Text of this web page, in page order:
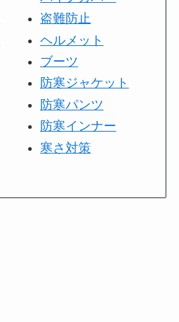
盗難防止
ヘルメット
ブーツ
防寒ジャケット
防寒パンツ
防寒インナー
寒さ対策